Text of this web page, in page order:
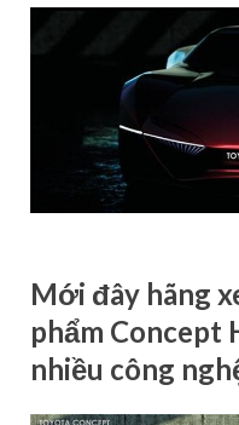
Mới đây hãng
phẩm Concept
nhiều công